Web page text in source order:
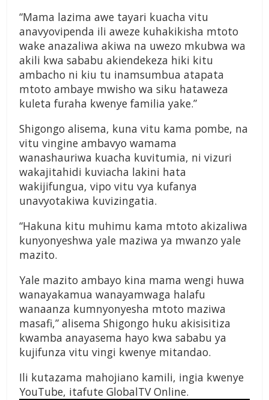
“Mama lazima awe tayari kuacha vitu
anavyovipenda ili aweze kuhakikisha mtoto
wake anazaliwa akiwa na uwezo mkubwa wa
akili kwa sababu akiendekeza hiki kitu
ambacho ni kiu tu inamsumbua atapata
mtoto ambaye mwisho wa siku hataweza
kuleta furaha kwenye familia yake.”
Shigongo alisema, kuna vitu kama pombe, na
vitu vingine ambavyo wamama
wanashauriwa kuacha kuvitumia, ni vizuri
wakajitahidi kuviacha lakini hata
wakijifungua, vipo vitu vya kufanya
unavyotakiwa kuvizingatia.
“Hakuna kitu muhimu kama mtoto akizaliwa
kunyonyeshwa yale maziwa ya mwanzo yale
mazito.
Yale mazito ambayo kina mama wengi huwa
wanayakamua wanayamwaga halafu
wanaanza kumnyonyesha mtoto maziwa
masafi,” alisema Shigongo huku akisisitiza
kwamba anayasema hayo kwa sababu ya
kujifunza vitu vingi kwenye mitandao.
Ili kutazama mahojiano kamili, ingia kwenye
YouTube, itafute GlobalTV Online.